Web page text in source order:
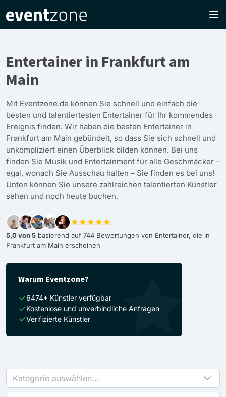
Entertainer in Frankfurt am
Main
Mit Eventzone.de können Sie schnell und einfach die
besten und talentiertesten Entertainer für Ihr kommendes
Ereignis finden. Wir haben die besten Entertainer in
Frankfurt am Main gebündelt, so dass Sie sich schnell und
unkompliziert einen Überblick bilden können. Bei uns
finden Sie Musik und Entertainment für alle Geschmäcker –
egal, wonach Sie Ausschau halten – Sie finden es bei uns!
Unten können Sie unsere zahlreichen talentierten Künstler
sehen und noch heute buchen.
★★★★★
5,0 von 5 basierend auf 744 Bewertungen von Entertainer, die in
Frankfurt am Main erscheinen
Warum Eventzone?
6474+ Künstler verfügbar
Kostenlose und unverbindliche Anfragen
Verifizierte Künstler
Kategorie auswählen...